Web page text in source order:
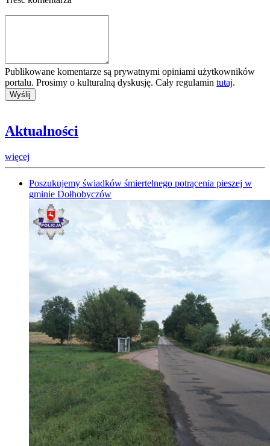
Publikowane komentarze są prywatnymi opiniami użytkowników
portalu. Prosimy o kulturalną dyskusję. Cały regulamin tutaj.
Aktualności
więcej
Poszukujemy świadków śmiertelnego potrącenia pieszej w
gminie Dołhobyczów